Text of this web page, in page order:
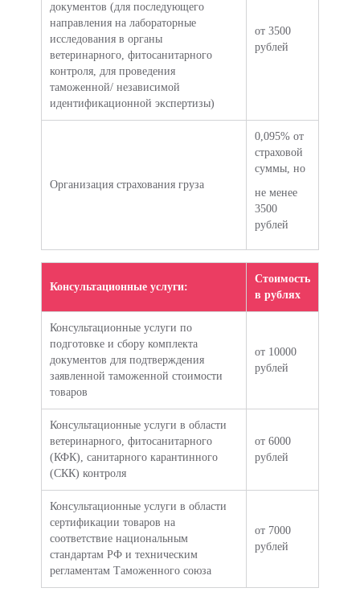
документов (для последующего
направления на лабораторные
исследования в органы
ветеринарного, фитосанитарного
контроля, для проведения
таможенной/ независимой
идентификационной экспертизы)
от 3500
рублей
Организация страхования груза
0,095% от
страховой
суммы, но
не менее
3500
рублей
Консультационные услуги:
Стоимость
в рублях
Консультационные услуги по
подготовке и сбору комплекта
документов для подтверждения
заявленной таможенной стоимости
товаров
от 10000
рублей
Консультационные услуги в области
ветеринарного, фитосанитарного
(КФК), санитарного карантинного
(СКК) контроля
от 6000
рублей
Консультационные услуги в области
сертификации товаров на
соответствие национальным
стандартам РФ и техническим
регламентам Таможенного союза
от 7000
рублей